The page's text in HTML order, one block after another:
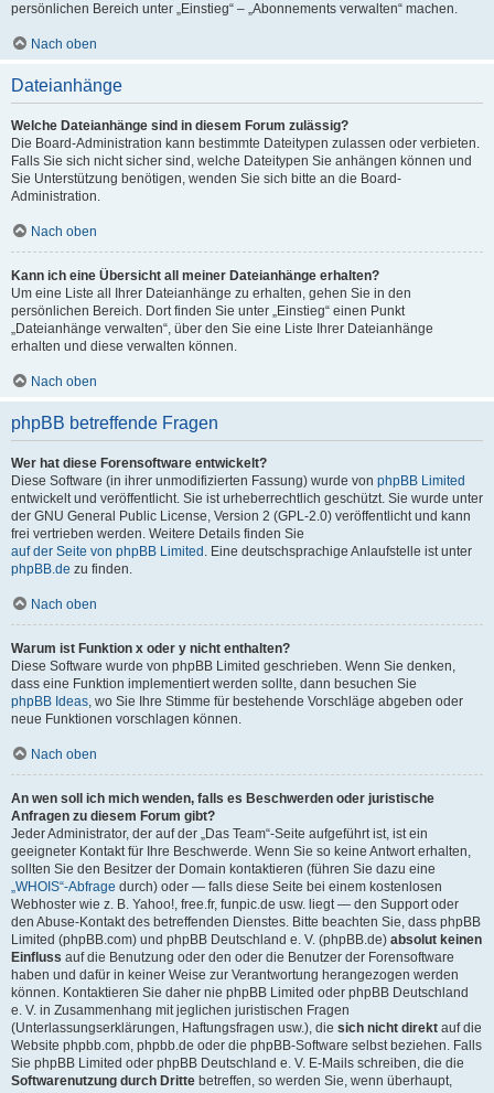
persönlichen Bereich unter „Einstieg“ – „Abonnements verwalten“ machen.
Nach oben
Dateianhänge
Welche Dateianhänge sind in diesem Forum zulässig?
Die Board-Administration kann bestimmte Dateitypen zulassen oder verbieten.
Falls Sie sich nicht sicher sind, welche Dateitypen Sie anhängen können und
Sie Unterstützung benötigen, wenden Sie sich bitte an die Board-
Administration.
Nach oben
Kann ich eine Übersicht all meiner Dateianhänge erhalten?
Um eine Liste all Ihrer Dateianhänge zu erhalten, gehen Sie in den
persönlichen Bereich. Dort finden Sie unter „Einstieg“ einen Punkt
„Dateianhänge verwalten“, über den Sie eine Liste Ihrer Dateianhänge
erhalten und diese verwalten können.
Nach oben
phpBB betreffende Fragen
Wer hat diese Forensoftware entwickelt?
Diese Software (in ihrer unmodifizierten Fassung) wurde von phpBB Limited
entwickelt und veröffentlicht. Sie ist urheberrechtlich geschützt. Sie wurde unter
der GNU General Public License, Version 2 (GPL-2.0) veröffentlicht und kann
frei vertrieben werden. Weitere Details finden Sie
auf der Seite von phpBB Limited . Eine deutschsprachige Anlaufstelle ist unter
phpBB.de zu finden.
Nach oben
Warum ist Funktion x oder y nicht enthalten?
Diese Software wurde von phpBB Limited geschrieben. Wenn Sie denken,
dass eine Funktion implementiert werden sollte, dann besuchen Sie
phpBB Ideas, wo Sie Ihre Stimme für bestehende Vorschläge abgeben oder
neue Funktionen vorschlagen können.
Nach oben
An wen soll ich mich wenden, falls es Beschwerden oder juristische
Anfragen zu diesem Forum gibt?
Jeder Administrator, der auf der „Das Team“-Seite aufgeführt ist, ist ein
geeigneter Kontakt für Ihre Beschwerde. Wenn Sie so keine Antwort erhalten,
sollten Sie den Besitzer der Domain kontaktieren (führen Sie dazu eine
„WHOIS“-Abfrage durch) oder — falls diese Seite bei einem kostenlosen
Webhoster wie z. B. Yahoo!, free.fr, funpic.de usw. liegt — den Support oder
den Abuse-Kontakt des betreffenden Dienstes. Bitte beachten Sie, dass phpBB
Limited (phpBB.com) und phpBB Deutschland e. V. (phpBB.de) absolut keinen
Einfluss auf die Benutzung oder den oder die Benutzer der Forensoftware
haben und dafür in keiner Weise zur Verantwortung herangezogen werden
können. Kontaktieren Sie daher nie phpBB Limited oder phpBB Deutschland
e. V. in Zusammenhang mit jeglichen juristischen Fragen
(Unterlassungserklärungen, Haftungsfragen usw.), die sich nicht direkt auf die
Website phpbb.com, phpbb.de oder die phpBB-Software selbst beziehen. Falls
Sie phpBB Limited oder phpBB Deutschland e. V. E-Mails schreiben, die die
Softwarenutzung durch Dritte betreffen, so werden Sie, wenn überhaupt,